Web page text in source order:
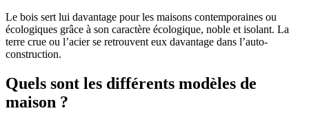
Le bois sert lui davantage pour les maisons contemporaines ou
écologiques grâce à son caractère écologique, noble et isolant. La
terre crue ou l’acier se retrouvent eux davantage dans l’auto-
construction.
Quels sont les différents modèles de
maison ?